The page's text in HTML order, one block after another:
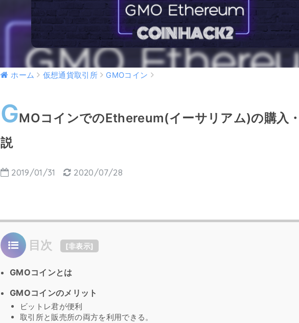
ホーム 仮想通貨取引所 GMOコイン
GMOコインでのEthereum(イーサリアム)の購入
説
2019/01/31 2020/07/28
目次 [非表示]
GMOコインとは
GMOコインのメリット
ビットレ君が便利
取引所と販売所の両方を利用できる。